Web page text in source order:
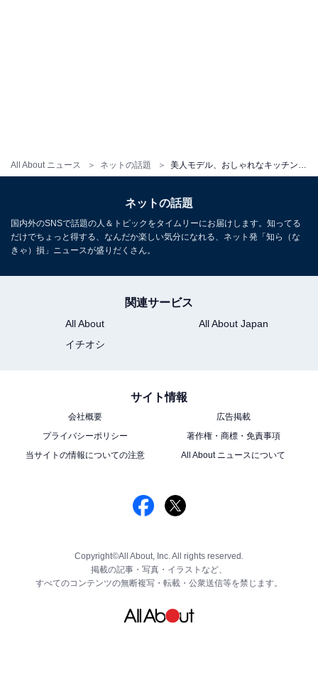
All About ニュース ネットの話題
ネットの話題
国内外のSNSで話題の人＆トピックをタイムリーにお届けします。知ってる
だけでちょっと得する、なんだか楽しい気分になれる、ネット発「知ら（な
きゃ）損」ニュースが盛りだくさん。
関連サービス
All About
All About Japan
イチオシ
サイト情報
会社概要
広告掲載
プライバシーポリシー
著作権・商標・免責事項
当サイトの情報についての注意
All About ニュースについて
Copyright©All About, Inc. All rights reserved.
掲載の記事・写真・イラストなど、
すべてのコンテンツの無断複写・転載・公衆送信等を禁じます。